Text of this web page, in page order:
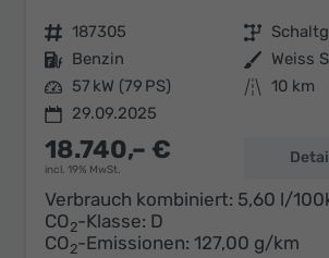
Fahrzeugnr. 187305 Getriebe
Kraftstoff Benzin Außenfarbe Weiss
Leistung 57 kW (79 PS) Kilometerstand 10 km
29.09.2025
18.740,– €
incl. 19% MwSt.
Verbrauch kombiniert: 5,60 l/
CO2-Klasse: D
CO2-Emissionen: 127,00 g/km